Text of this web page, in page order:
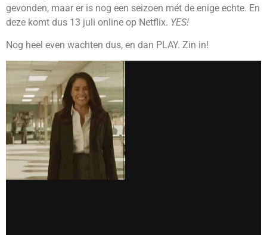
gevonden, maar er is nog een seizoen mét de enige echte. En
deze komt dus 13 juli online op Netflix. YES!
Nog heel even wachten dus, en dan PLAY. Zin in!